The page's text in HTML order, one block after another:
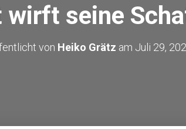
seine
von Heiko Grätz am Juli 29,